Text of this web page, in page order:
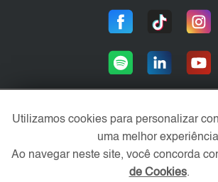
Área exclusiva aos
acesse sua conta:
Utilizamos cookies para personalizar
uma melhor
Ao navegar neste site, você concorda
de Cookies.